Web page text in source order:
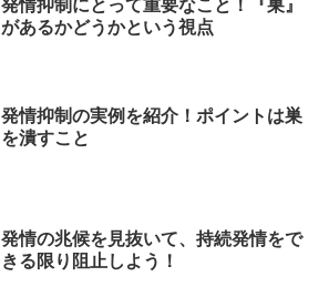
発情抑制にとって重要なこと！『巣』
があるかどうかという視点
発情抑制の実例を紹介！ポイントは巣
を潰すこと
発情の兆候を見抜いて、持続発情をで
きる限り阻止しよう！